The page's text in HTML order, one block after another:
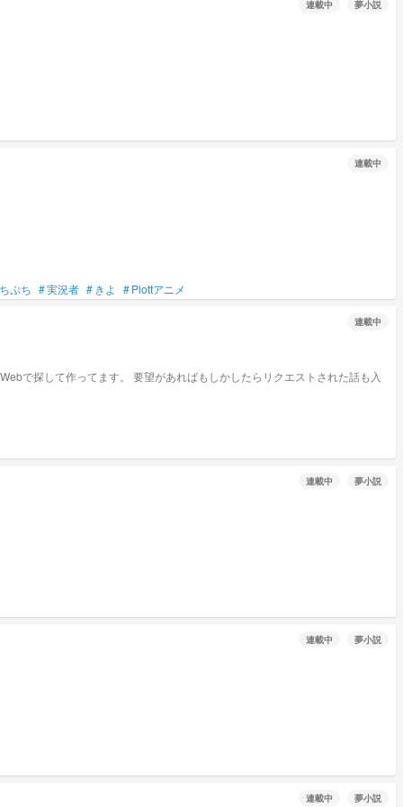
連載中 夢小説
連載中
ぷち #実況者 # きよ #Plottアニメ
連載中
で探して作ってます。 要望があればもしかしたらリクエストされた話も入
連載中 夢小説
連載中 夢小説
連載中 夢小説